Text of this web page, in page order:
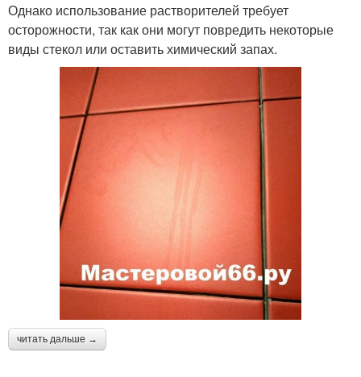
Однако использование растворителей требует
осторожности, так как они могут повредить некоторые
виды стекол или оставить химический запах.
читать дальше →